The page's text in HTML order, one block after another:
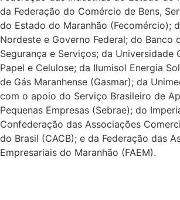
da Federação do Comércio de Bens,
do Estado do Maranhão (Fecomércio);
Nordeste e Governo Federal; do Banco
Segurança e Serviços; da Universidade
Papel e Celulose; da Ilumisol Energia
de Gás Maranhense (Gasmar); da
com o apoio do Serviço Brasileiro de
Pequenas Empresas (Sebrae); do
Confederação das Associações
do Brasil (CACB); e da Federação das
Empresariais do Maranhão (FAEM).